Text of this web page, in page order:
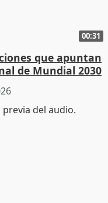
00:31
que apuntan
de Mundial 2030